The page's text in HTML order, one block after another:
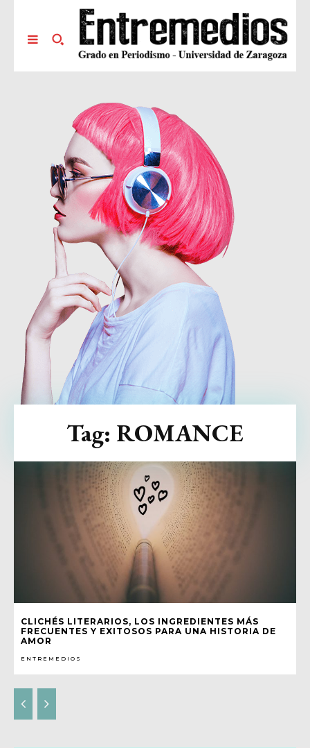
CLICHÉS LITERARIOS, LOS INGREDIENTES MÁS
FRECUENTES Y EXITOSOS PARA UNA HISTORIA DE
AMOR
ENTREMEDIOS
Tag: ROMANCE